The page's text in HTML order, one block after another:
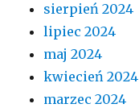
sierpień 2024
lipiec 2024
maj 2024
kwiecień 2024
marzec 2024